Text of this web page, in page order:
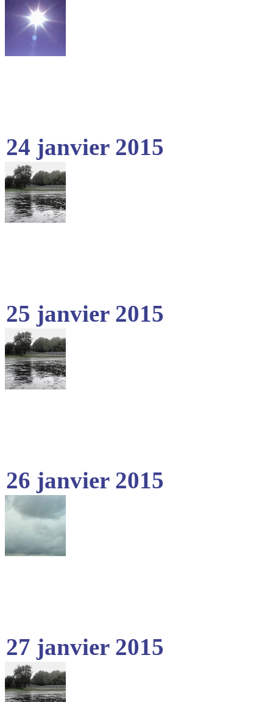
24 janvier 2015
25 janvier 2015
26 janvier 2015
27 janvier 2015